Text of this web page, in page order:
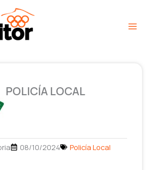
POLICÍA LOCAL
08/10/2024 Policía Local